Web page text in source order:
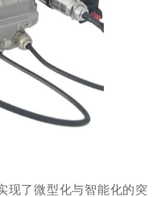
现了微型化与智能化的突